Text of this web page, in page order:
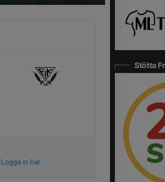
Logga in här
Stötta